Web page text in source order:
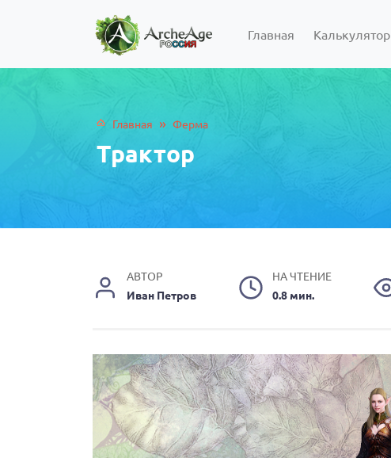
Главная Калькулятор
Главная » Ферма
Трактор
АВТОР
Иван Петров
НА ЧТЕНИЕ
0.8 мин.